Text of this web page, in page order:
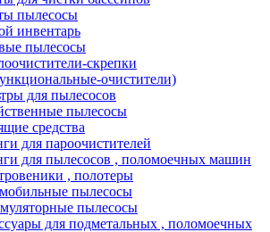
пылесосы
инвентарь
пылесосы
скрепки
очистители)
для пылесосов
пылесосы
средства
для пароочистителей
для пылесосов , поломоечных машин
, полотеры
пылесосы
пылесосы
для подметальных , поломоечных